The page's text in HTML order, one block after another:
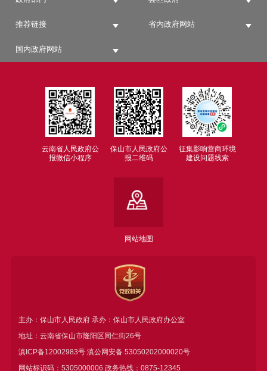
推荐链接 省内政府网站
国内政府网站
云南省人民政府公
报微信小程序
保山市人民政府公
报二维码
征集影响营商环境
建设问题线索
网站地图
主办：保山市人民政府 承办：保山市人民政府办公室
地址：云南省保山市隆阳区同仁街26号
滇ICP备12002983号滇公网安备 53050202000020号
网站标识码：5305000006 政务热线：0875-12345